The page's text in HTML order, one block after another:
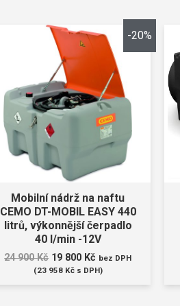
-20%
Mobilní nádrž na naftu
CEMO DT-MOBIL EASY 440
litrů, výkonnější čerpadlo
40 l/min -12V
24 900Kč 19 800 Kč bez DPH
(23 958 Kčs DPH)